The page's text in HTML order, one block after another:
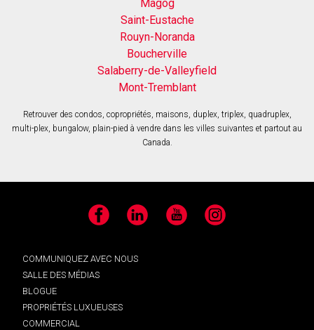
Magog
Saint-Eustache
Rouyn-Noranda
Boucherville
Salaberry-de-Valleyfield
Mont-Tremblant
Retrouver des condos, copropriétés, maisons, duplex, triplex, quadruplex,
multi-plex, bungalow, plain-pied à vendre dans les villes suivantes et partout au
Canada.
Facebook LinkedIn YouTube Instagram
COMMUNIQUEZ AVEC NOUS
SALLE DES MÉDIAS
BLOGUE
PROPRIÉTÉS LUXUEUSES
COMMERCIAL